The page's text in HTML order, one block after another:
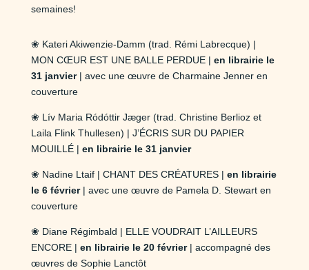
semaines!
❀ Kateri Akiwenzie-Damm (trad. Rémi Labrecque) |
MON CŒUR EST UNE BALLE PERDUE | en librairie le
31 janvier| avec une œuvre de Charmaine Jenner en
couverture
❀ Lív Maria Ródóttir Jæger (trad. Christine Berlioz et
Laila Flink Thullesen) | J’ÉCRIS SUR DU PAPIER
MOUILLÉ | en librairie le 31 janvier
❀ Nadine Ltaif | CHANT DES CRÉATURES | en librairie
le 6 février| avec une œuvre de Pamela D. Stewart en
couverture
❀ Diane Régimbald | ELLE VOUDRAIT L’AILLEURS
ENCORE | en librairie le 20 février| accompagné des
œuvres de Sophie Lanctôt